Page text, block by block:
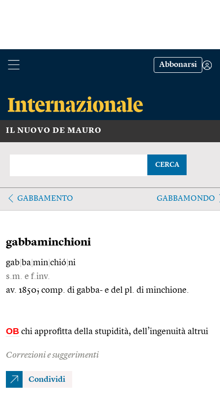
Abbonarsi
IL NUOVO DE MAURO
CERCA
GABBAMENTO GABBAMONDO
gabbaminchioni
gab ba min chió ni
s.m. e f.inv.
av. 1850; comp. di gabba- e del pl. di minchione.
OB chi approfitta della stupidità, dell’ingenuità altrui
Correzioni e suggerimenti
Condividi